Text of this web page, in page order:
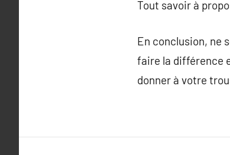
Tout savoir à
En conclusion, ne
faire la différence
donner à votre